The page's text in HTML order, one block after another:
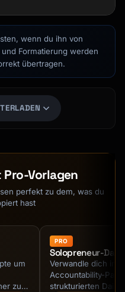
posture
expression
tattoos
reference type
excel at
blind spots
anxieties
most
for
wenn du ihn von
Formatierung werden
übertragen.
Pro-Vorlagen
perfekt zu dem, was du
hast
um
zu
PRO
Solopreneur-
Verwandle dich in
Accountability-
strukturierten Daily-